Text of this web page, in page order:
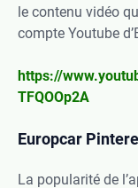
le contenu vidéo
compte Youtube
https://
TFQOOp2A
Europcar
La popularité de